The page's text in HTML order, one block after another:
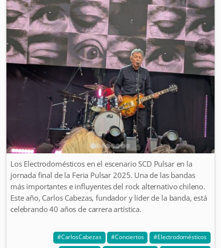
Los Electrodomésticos en el escenario SCD Pulsar en la
jornada final de la Feria Pulsar 2025. Una de las bandas
más importantes e influyentes del rock alternativo chileno.
Este año, Carlos Cabezas, fundador y líder de la banda, está
celebrando 40 años de carrera artística.
CarlosCabezas Conciertos
Electrodomésticos